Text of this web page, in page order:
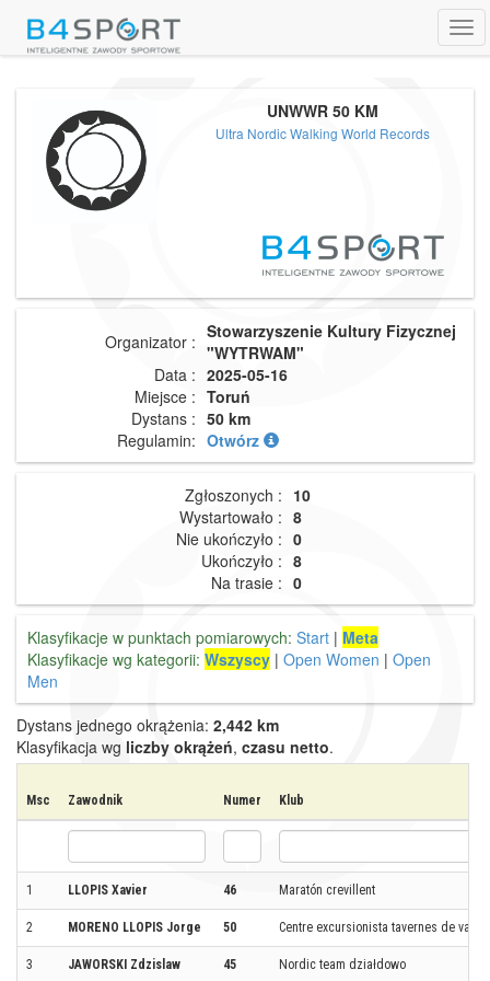
UNWWR 50 KM
Ultra Nordic Walking World Records
Organizator : Stowarzyszenie Kultury Fizycznej
"WYTRWAM"
Data : 2025-05-16
Miejsce : Toruń
Dystans : 50 km
Regulamin: Otwórz
Zgłoszonych : 10
Wystartowało : 8
Nie ukończyło : 0
Ukończyło : 8
Na trasie : 0
Klasyfikacje w punktach pomiarowych: Start | Meta
Klasyfikacje wg kategorii: Wszyscy | Open Women | Open
Men
Dystans jednego okrążenia: 2,442 km
Klasyfikacja wg liczby okrążeń, czasu netto.
Msc Zawodnik Numer Klub
1 LLOPIS Xavier 46 Maratón crevillent
2 MORENO LLOPIS Jorge 50 Centre excursionista tavernes de
3 JAWORSKI Zdzislaw 45 Nordic team działdowo